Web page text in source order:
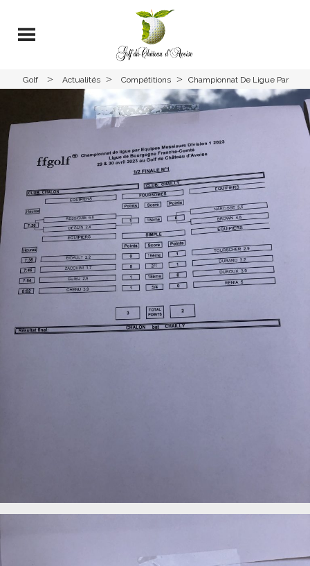
Golf > Actualités > Compétitions > Championnat De Ligue Par
Equipes Messieurs Et
Golf Du Château D’Avoise –
Barrages ET FINALE